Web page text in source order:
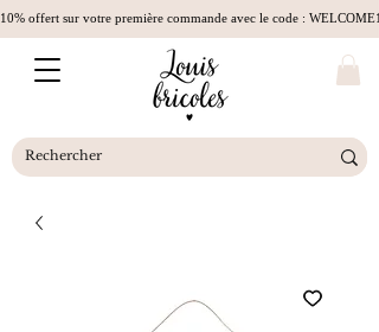
10% offert sur votre première commande avec le code :